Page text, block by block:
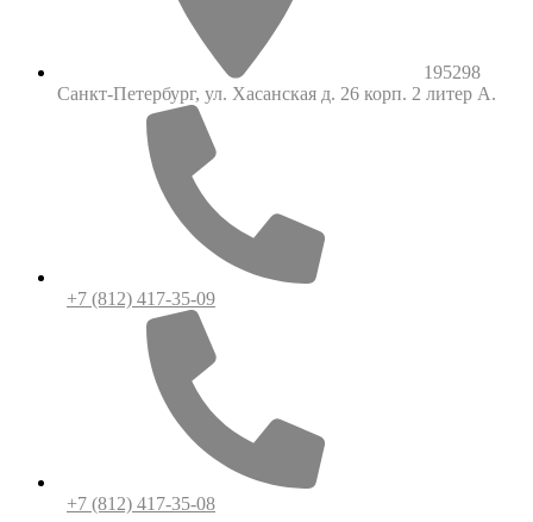
195298
Санкт-Петербург, ул. Хасанская д. 26 корп. 2 литер А.
+7 (812) 417-35-09
+7 (812) 417-35-08